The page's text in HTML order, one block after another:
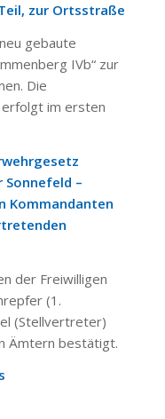
zur Ortsstraße
gebaute
IVb“ zur
Die
erfolgt im ersten
Sonnefeld –
Kommandanten
der Freiwilligen
(1.
(Stellvertreter)
Ämtern bestätigt.